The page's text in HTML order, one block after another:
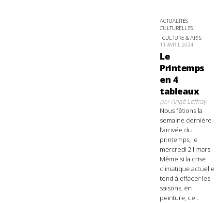
ACTUALITÉS
CULTURELLES
CULTURE & ARTS
11 AVRIL 2024
Le
Printemps
en 4
tableaux
parAnaë Leffray
Nous fêtions la
semaine dernière
l’arrivée du
printemps, le
mercredi 21 mars.
Même si la crise
climatique actuelle
tend à effacer les
saisons, en
peinture, ce...